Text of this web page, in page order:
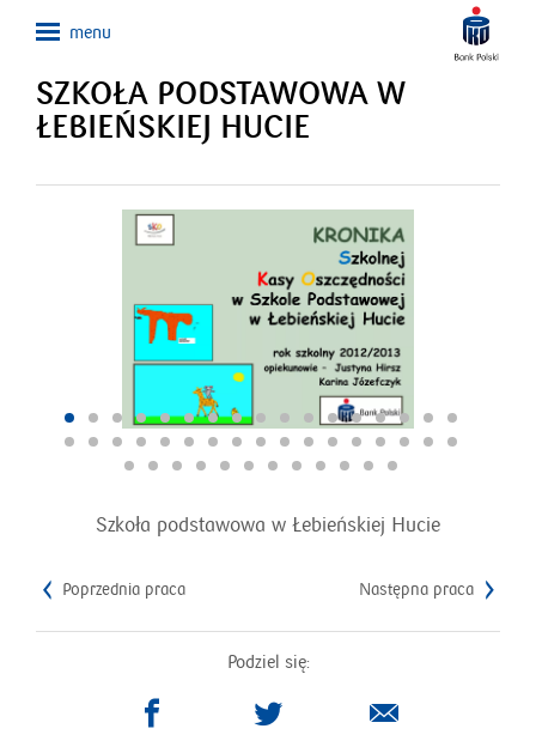
SZKOŁA PODSTAWOWA W
ŁEBIEŃSKIEJ HUCIE
Szkoła podstawowa w Łebieńskiej Hucie
Poprzednia praca Następna praca
Podziel się:
otworzy
otworzy